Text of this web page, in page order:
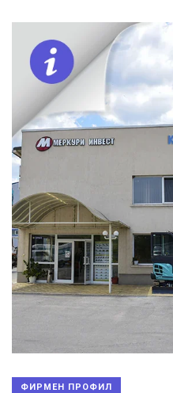
ФИРМЕН ПРОФИЛ